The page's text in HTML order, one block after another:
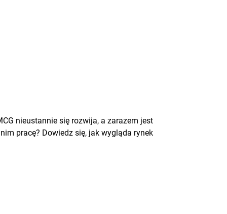
nieustannie się rozwija, a zarazem jest
pracę? Dowiedz się, jak wygląda rynek